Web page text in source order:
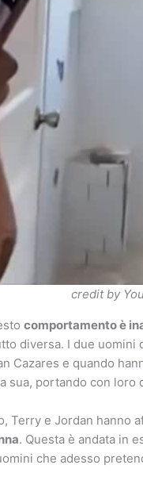
credit by
comportamento è
diversa. I due
Cazares e quando
sua, portando con loro
Terry e Jordan hanno
. Questa è andata in
che adesso